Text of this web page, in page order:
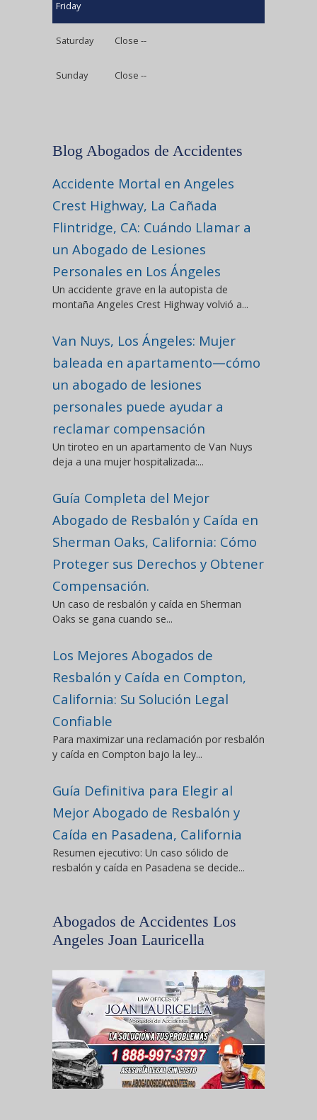
Friday
Saturday Close --
Sunday Close --
Blog Abogados de Accidentes
Accidente Mortal en Angeles
Crest Highway, La Cañada
Flintridge, CA: Cuándo Llamar a
un Abogado de Lesiones
Personales en Los Ángeles
Un accidente grave en la autopista de
montaña Angeles Crest Highway volvió a...
Van Nuys, Los Ángeles: Mujer
baleada en apartamento—cómo
un abogado de lesiones
personales puede ayudar a
reclamar compensación
Un tiroteo en un apartamento de Van Nuys
deja a una mujer hospitalizada:...
Guía Completa del Mejor
Abogado de Resbalón y Caída en
Sherman Oaks, California: Cómo
Proteger sus Derechos y Obtener
Compensación.
Un caso de resbalón y caída en Sherman
Oaks se gana cuando se...
Los Mejores Abogados de
Resbalón y Caída en Compton,
California: Su Solución Legal
Confiable
Para maximizar una reclamación por resbalón
y caída en Compton bajo la ley...
Guía Definitiva para Elegir al
Mejor Abogado de Resbalón y
Caída en Pasadena, California
Resumen ejecutivo: Un caso sólido de
resbalón y caída en Pasadena se decide...
Abogados de Accidentes Los
Angeles Joan Lauricella